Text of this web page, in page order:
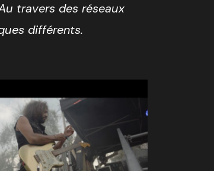
travers des réseaux
différents.